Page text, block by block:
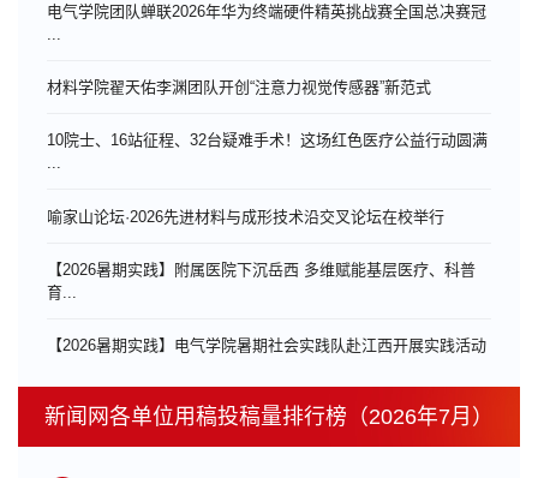
电气学院团队蝉联2026年华为终端硬件精英挑战赛全国总决赛冠
材料学院翟天佑李渊团队开创“注意力视觉传感器”新范式
10院士、16站征程、32台疑难手术！这场红色医疗公益行动圆满
...
喻家山论坛·2026先进材料与成形技术沿交叉论坛在校举行
【2026暑期实践】附属医院下沉岳西 多维赋能基层医疗、科普
育...
【2026暑期实践】电气学院暑期社会实践队赴江西开展实践活动
新闻网各单位用稿投稿量排行榜（2026年7月）